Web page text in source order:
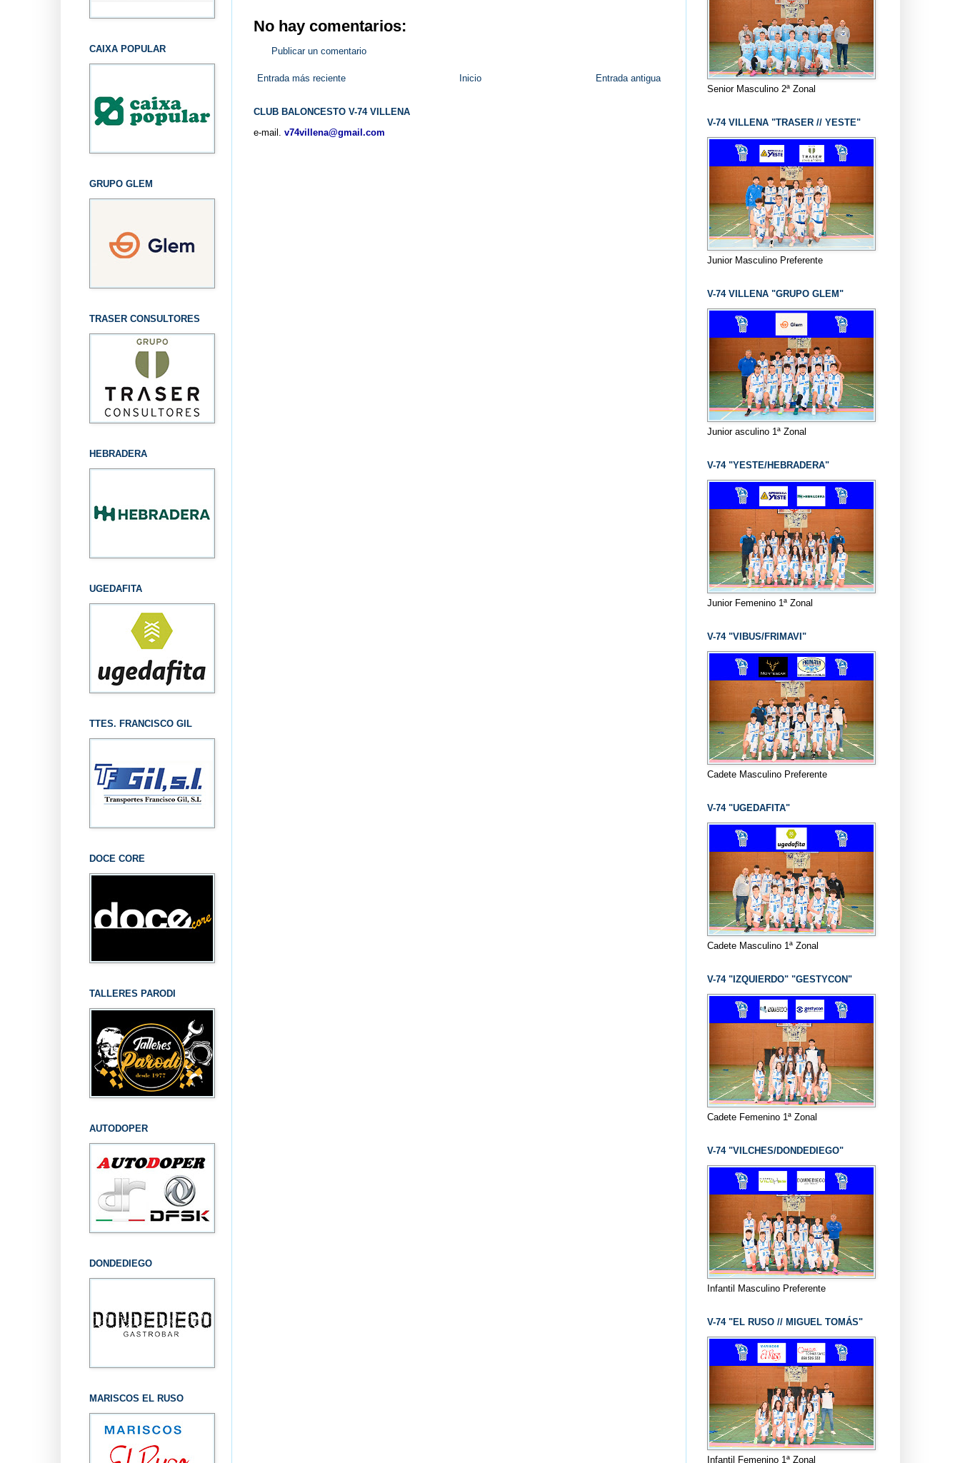
No hay comentarios:
Publicar un comentario
Entrada más reciente Entrada antigua
Inicio
CLUB BALONCESTO V-74 VILLENA
e-mail.
v74villena@gmail.com
CAIXA POPULAR
GRUPO GLEM
TRASER CONSULTORES
HEBRADERA
UGEDAFITA
TTES. FRANCISCO GIL
DOCE CORE
TALLERES PARODI
AUTODOPER
DONDEDIEGO
MARISCOS EL RUSO
Senior Masculino 2ª Zonal
V-74 VILLENA "TRASER // YESTE"
Junior Masculino Preferente
V-74 VILLENA "GRUPO GLEM"
Junior asculino 1ª Zonal
V-74 "YESTE/HEBRADERA"
Junior Femenino 1ª Zonal
V-74 "VIBUS/FRIMAVI"
Cadete Masculino Preferente
V-74 "UGEDAFITA"
Cadete Masculino 1ª Zonal
V-74 "IZQUIERDO" "GESTYCON"
Cadete Femenino 1ª Zonal
V-74 "VILCHES/DONDEDIEGO"
Infantil Masculino Preferente
V-74 "EL RUSO // MIGUEL TOMÁS"
Infantil Femenino 1ª Zonal